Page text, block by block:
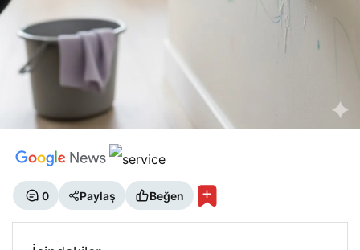
0 Paylaş Beğen